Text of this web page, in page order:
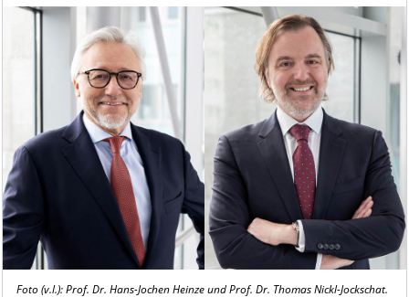
Foto (v.l.): Prof. Dr. Hans-Jochen Heinze und Prof. Dr. Thomas Nickl-Jockschat.